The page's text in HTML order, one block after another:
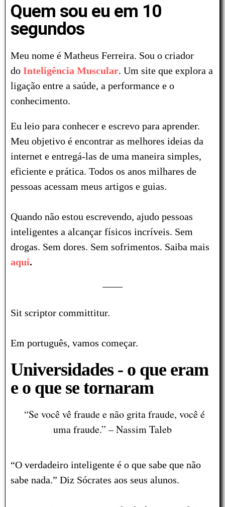
Quem sou eu em 10
segundos
Meu nome é Matheus Ferreira. Sou o criador
do Inteligência Muscular. Um site que explora a
ligação entre a saúde, a performance e o
conhecimento.
Eu leio para conhecer e escrevo para aprender.
Meu objetivo é encontrar as melhores ideias da
internet e entregá-las de uma maneira simples,
eficiente e prática. Todos os anos milhares de
pessoas acessam meus artigos e guias.
Quando não estou escrevendo, ajudo pessoas
inteligentes a alcançar físicos incríveis. Sem
drogas. Sem dores. Sem sofrimentos. Saiba mais
aqui.
Sit scriptor committitur.
Em português, vamos começar.
Universidades - o que eram
e o que se tornaram
“Se você vê fraude e não grita fraude, você é
uma fraude.” – Nassim Taleb
“O verdadeiro inteligente é o que sabe que não
sabe nada.” Diz Sócrates aos seus alunos.